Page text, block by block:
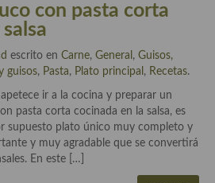
pizzas, quiches y demás
con pasta corta
escrito en Carne, General , Guisos,
guisos, Pasta, Plato principal , Recetas.
ir a la cocina y preparar un
pasta corta cocinada en la salsa, es
supuesto plato único muy completo y
y muy agradable que se convertirá
En este […]